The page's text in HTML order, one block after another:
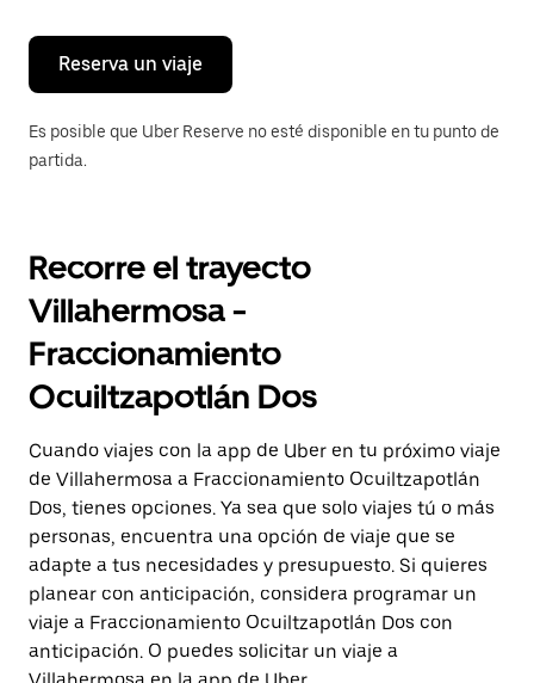
Reserva un viaje
Es posible que Uber Reserve no esté disponible en tu punto de
partida.
Recorre el trayecto
Villahermosa -
Fraccionamiento
Ocuiltzapotlán Dos
Cuando viajes con la app de Uber en tu próximo viaje
de Villahermosa a Fraccionamiento Ocuiltzapotlán
Dos, tienes opciones. Ya sea que solo viajes tú o más
personas, encuentra una opción de viaje que se
adapte a tus necesidades y presupuesto. Si quieres
planear con anticipación, considera programar un
viaje a Fraccionamiento Ocuiltzapotlán Dos con
anticipación. O puedes solicitar un viaje a